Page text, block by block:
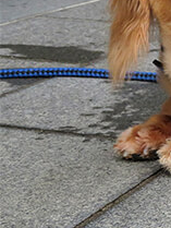
振
食
べ
ム
ラ
の
時
は
こ
れ
を
や
っ